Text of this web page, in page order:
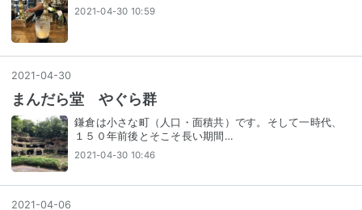
2021-04-30 10:59
2021 -04-30
まんだら堂 やぐら群
鎌倉は小さな町（人口・面積共）です。そして一時代、
１５０年前後とそこそ長い期間…
2021-04-30 10:46
2021 -04-06